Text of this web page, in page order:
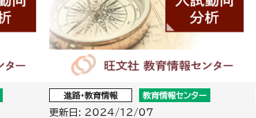
進路・教育情報 教育情報センター
更新日: 2024/12/07